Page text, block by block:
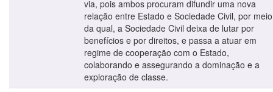
via, pois ambos procuram difundir uma nova
relação entre Estado e Sociedade Civil, por meio
da qual, a Sociedade Civil deixa de lutar por
benefícios e por direitos, e passa a atuar em
regime de cooperação com o Estado,
colaborando e assegurando a dominação e a
exploração de classe.